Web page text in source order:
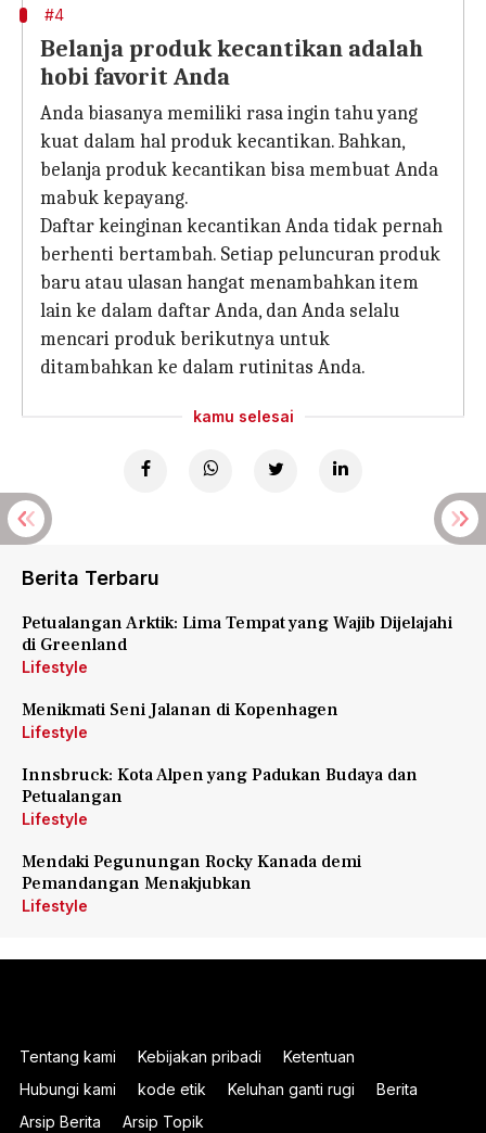
#4
Belanja produk kecantikan adalah
hobi favorit Anda
Anda biasanya memiliki rasa ingin tahu yang
kuat dalam hal produk kecantikan. Bahkan,
belanja produk kecantikan bisa membuat Anda
mabuk kepayang.
Daftar keinginan kecantikan Anda tidak pernah
berhenti bertambah. Setiap peluncuran produk
baru atau ulasan hangat menambahkan item
lain ke dalam daftar Anda, dan Anda selalu
mencari produk berikutnya untuk
ditambahkan ke dalam rutinitas Anda.
kamu selesai
Berita Terbaru
Petualangan Arktik: Lima Tempat yang Wajib Dijelajahi
di Greenland
Lifestyle
Menikmati Seni Jalanan di Kopenhagen
Lifestyle
Innsbruck: Kota Alpen yang Padukan Budaya dan
Petualangan
Lifestyle
Mendaki Pegunungan Rocky Kanada demi
Pemandangan Menakjubkan
Lifestyle
Tentang kami Kebijakan pribadi
Ketentuan
Hubungi kami
kode etik Keluhan ganti rugi
Berita
Arsip Berita
Arsip Topik